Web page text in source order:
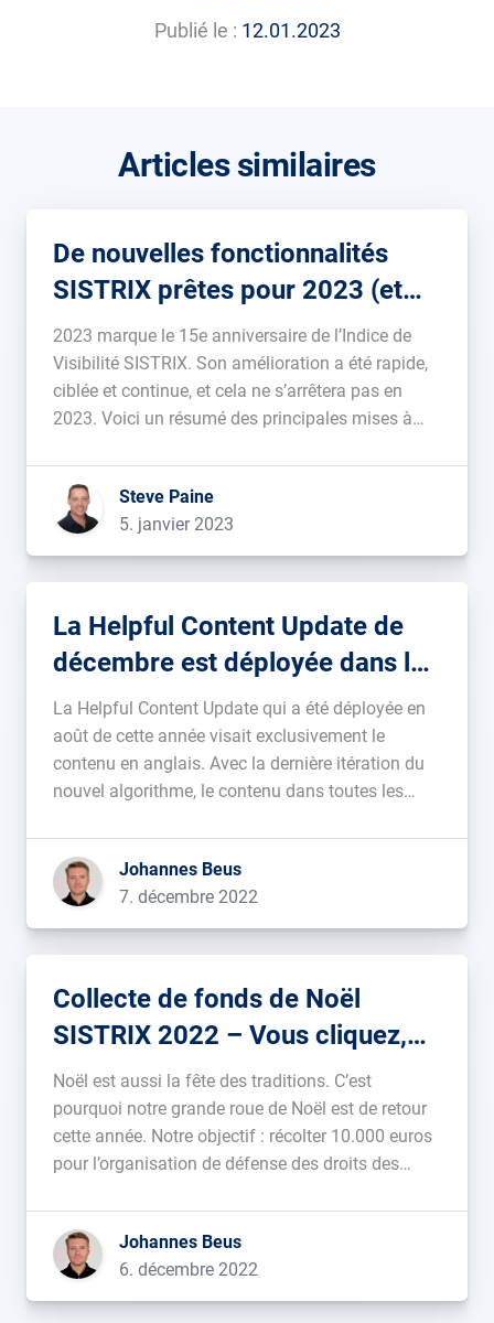
Publié le : 12.01.2023
Articles similaires
De nouvelles fonctionnalités
SISTRIX prêtes pour 2023 (et
bien d’autres à venir !)
2023 marque le 15e anniversaire de l’Indice de
Visibilité SISTRIX. Son amélioration a été rapide,
ciblée et continue, et cela ne s’arrêtera pas en
2023. Voici un résumé des principales mises à
notre focus sur […]...
Steve Paine
5. janvier 2023
La Helpful Content Update de
décembre est déployée dans le
monde entier
La Helpful Content Update qui a été déployée en
août de cette année visait exclusivement le
contenu en anglais. Avec la dernière itération du
nouvel algorithme, le contenu dans toutes les
contenu original utile en haut […]...
Johannes Beus
7. décembre 2022
Collecte de fonds de Noël
SISTRIX 2022 – Vous cliquez,
nous faisons un don
Noël est aussi la fête des traditions. C’est
pourquoi notre grande roue de Noël est de retour
cette année. Notre objectif : récolter 10.000 euros
pour l’organisation de défense des droits des
Johannes Beus
6. décembre 2022